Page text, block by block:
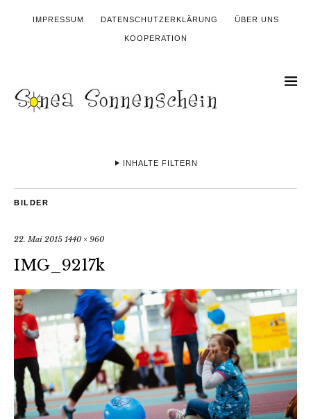
IMPRESSUM DATENSCHUTZERKLÄRUNG ÜBER UNS
KOOPERATION
INHALTE FILTERN
BILDER
22. Mai 2015 1440 × 960
IMG_9217k